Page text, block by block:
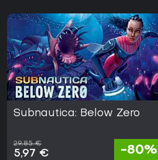
Subnautica: Below Zero
29,85 €
5,97 € -80%